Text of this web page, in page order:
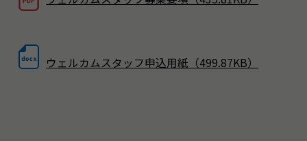
ウェルカムスタッフ申込用紙（499.87KB）